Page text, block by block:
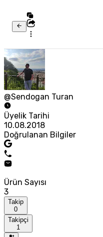
@Sendogan Turan
Üyelik Tarihi
10.08.2018
Doğrulanan Bilgiler
Ürün Sayısı
3
Takip
0
Takipçi
1